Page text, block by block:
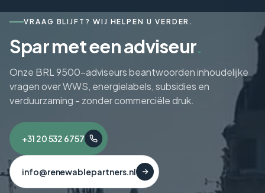
VRAAG BLIJFT? WIJ HELPEN U VERDER.
Spar met een adviseur.
Onze BRL 9500-adviseurs beantwoorden inhoudelijke
vragen over WWS, energielabels, subsidies en
verduurzaming - zonder commerciële druk.
+31 20 532 6757
info@renewablepartners.nl